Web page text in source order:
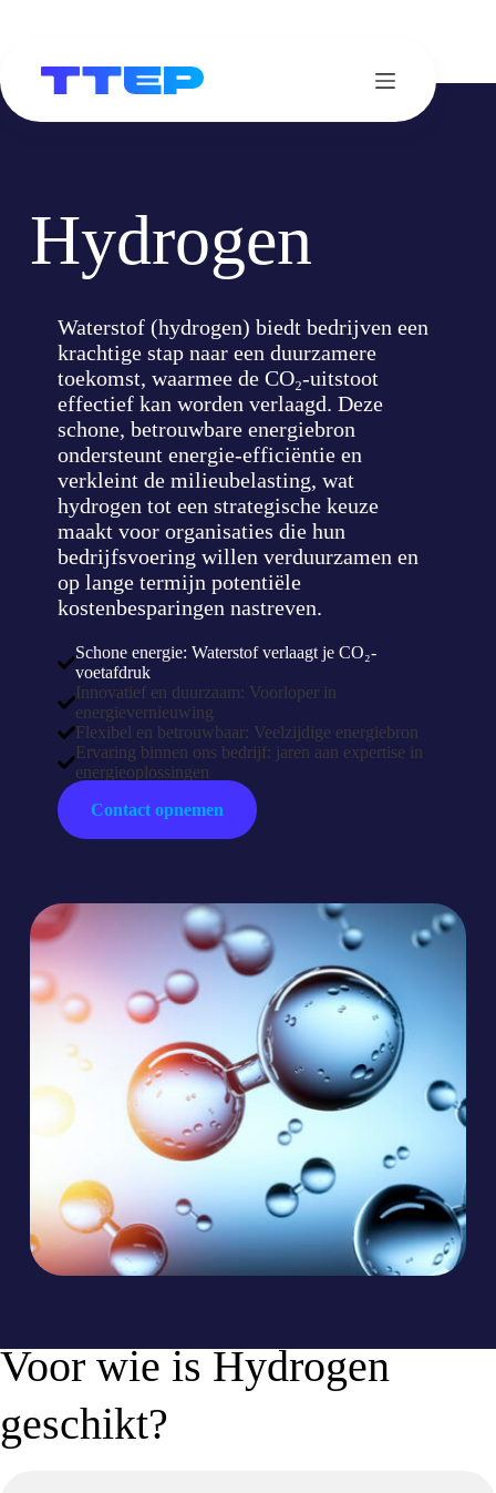
inhoud
Hydrogen
Waterstof (hydrogen) biedt bedrijven een
krachtige stap naar een duurzamere
toekomst, waarmee de CO₂-uitstoot
effectief kan worden verlaagd. Deze
schone, betrouwbare energiebron
ondersteunt energie-efficiëntie en
verkleint de milieubelasting, wat
hydrogen tot een strategische keuze
maakt voor organisaties die hun
bedrijfsvoering willen verduurzamen en
op lange termijn potentiële
kostenbesparingen nastreven.
Schone energie: Waterstof verlaagt je CO₂-
voetafdruk
Innovatief en duurzaam: Voorloper in
energievernieuwing
Flexibel en betrouwbaar: Veelzijdige energiebron
Ervaring binnen ons bedrijf: jaren aan expertise in
energieoplossingen
Contact opnemen
Voor wie is Hydrogen
geschikt?